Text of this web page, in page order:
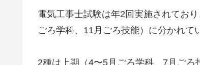
電気工事士試験は年2回実施されてお
ごろ学科、11月ごろ技能）に分かれて
2種は上期（4〜5月ごろ学科、7月ご